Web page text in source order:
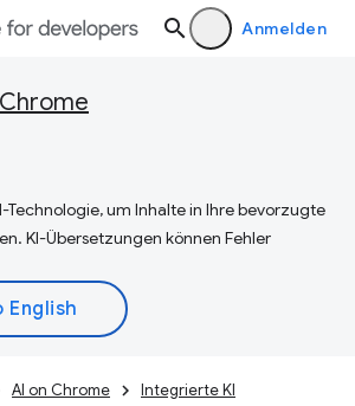
Anmelden
um Inhalte in Ihre bevorzugte
KI-Übersetzungen können Fehler
AI on Chrome Integrierte KI